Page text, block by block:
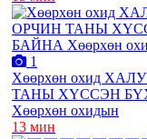
1
Хөөрхөн охид
ТАНЫ ХҮССЭН
Хөөрхөн охидын
13 мин